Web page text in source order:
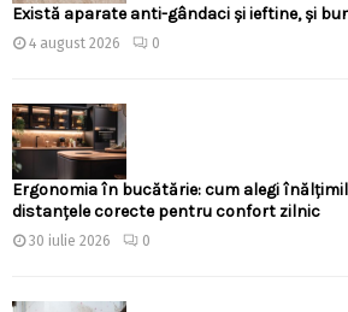
Există aparate anti-gândaci și ieftine, și
4 august 2026 0
Ergonomia în bucătărie: cum alegi
distanțele corecte pentru confort zilnic
30 iulie 2026 0